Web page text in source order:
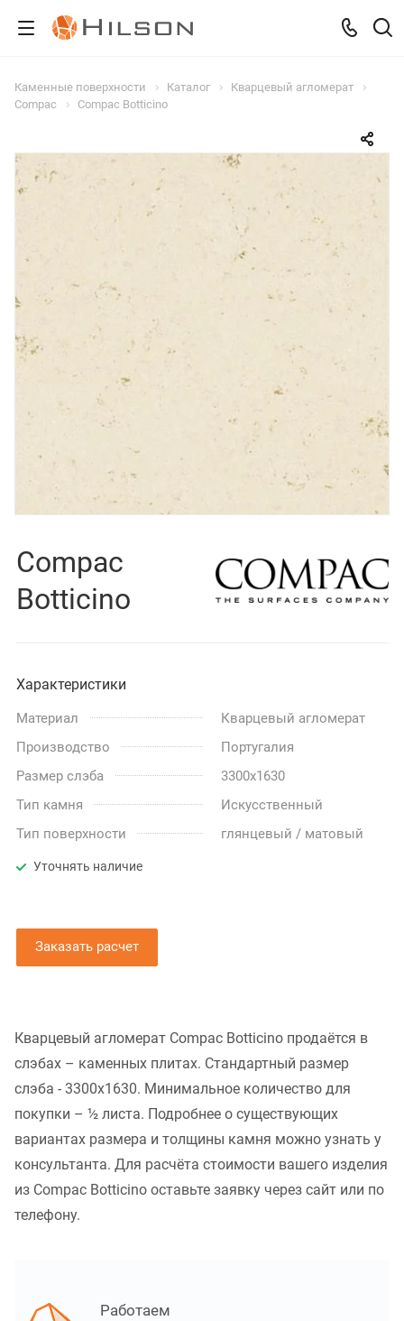
Каменные поверхности Каталог
Кварцевый агломерат
Compac
Compac Botticino
Compac
Botticino
Характеристики
Материал
Кварцевый агломерат
Производство
Португалия
Размер слэба
3300x1630
Тип камня
Искусственный
Тип поверхности
глянцевый / матовый
Уточнять наличие
Заказать расчет
Кварцевый агломерат Compac Botticino продаётся в
слэбах – каменных плитах. Стандартный размер
слэба - 3300x1630. Минимальное количество для
покупки – ½ листа. Подробнее о существующих
вариантах размера и толщины камня можно узнать у
консультанта. Для расчёта стоимости вашего изделия
из Compac Botticino оставьте заявку через сайт или по
телефону.
Работаем